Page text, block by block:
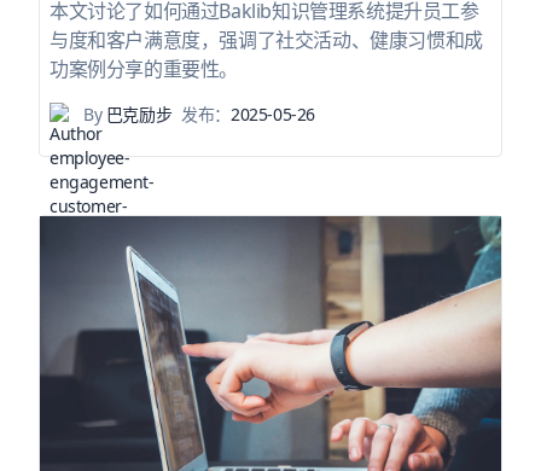
本文讨论了如何通过Baklib知识管理系统提升员工参
与度和客户满意度，强调了社交活动、健康习惯和成
功案例分享的重要性。
By巴克励步 发布： 2025-05-26